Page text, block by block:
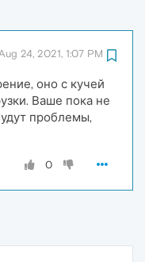
24, 2021, 1:07 PM
оно с кучей
Ваше пока не
проблемы,
0